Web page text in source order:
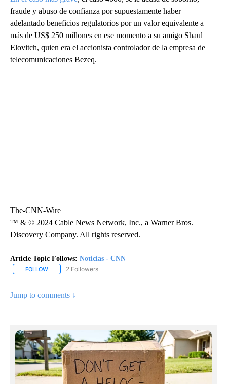
fraude y abuso de confianza por supuestamente haber
adelantado beneficios regulatorios por un valor equivalente a
más de US$ 250 millones en ese momento a su amigo Shaul
Elovitch, quien era el accionista controlador de la empresa de
telecomunicaciones Bezeq.
The-CNN-Wire
™ & © 2024 Cable News Network, Inc., a Warner Bros.
Discovery Company. All rights reserved.
Article Topic Follows: Noticias - CNN
FOLLOW FOLLOW "NOTICIAS - CNN" TO RECEIVE NOTIFICATIONS ABOUT
2 Followers
Jump to comments ↓